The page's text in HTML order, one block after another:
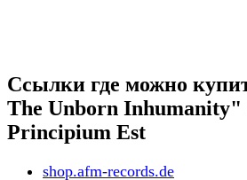
Ссылки где можно
The Unborn
Principium Est
shop.afm-records.de